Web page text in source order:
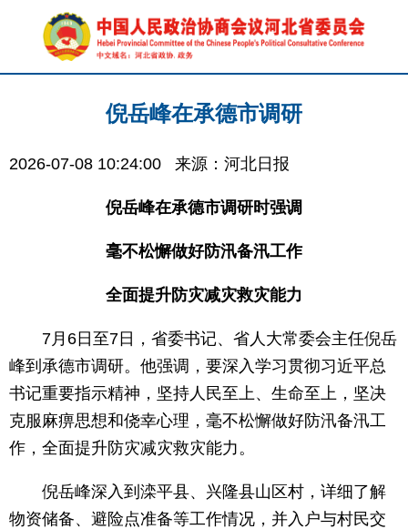
倪岳峰在承德市调研
2026-07-08 10:24:00 来源：河北日报
倪岳峰在承德市调研时强调
毫不松懈做好防汛备汛工作
全面提升防灾减灾救灾能力
7月6日至7日，省委书记、省人大常委会主任倪岳
峰到承德市调研。他强调，要深入学习贯彻习近平总
书记重要指示精神，坚持人民至上、生命至上，坚决
克服麻痹思想和侥幸心理，毫不松懈做好防汛备汛工
作，全面提升防灾减灾救灾能力。
倪岳峰深入到滦平县、兴隆县山区村，详细了解
物资储备、避险点准备等工作情况，并入户与村民交